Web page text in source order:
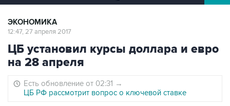
ЭКОНОМИКА
12:47, 27 апреля 2017
ЦБ установил курсы доллара и евро
на 28 апреля
Есть обновление от 02:31 →
ЦБ РФ рассмотрит вопрос о ключевой ставке